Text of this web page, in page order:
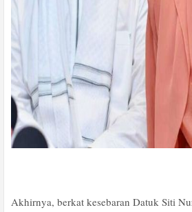
Akhirnya, berkat kesebaran Datuk Siti